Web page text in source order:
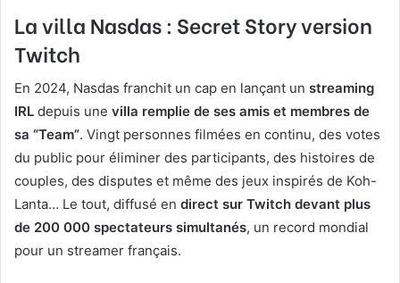
La villa Nasdas : Secret Story version
Twitch
En 2024, Nasdas franchit un cap en lançant un streaming
IRL depuis une villa remplie de ses amis et membres de
sa “Team”. Vingt personnes filmées en continu, des votes
du public pour éliminer des participants, des histoires de
couples, des disputes et même des jeux inspirés de Koh-
Lanta… Le tout, diffusé en direct sur Twitch devant plus
de 200 000 spectateurs simultanés, un record mondial
pour un streamer français.